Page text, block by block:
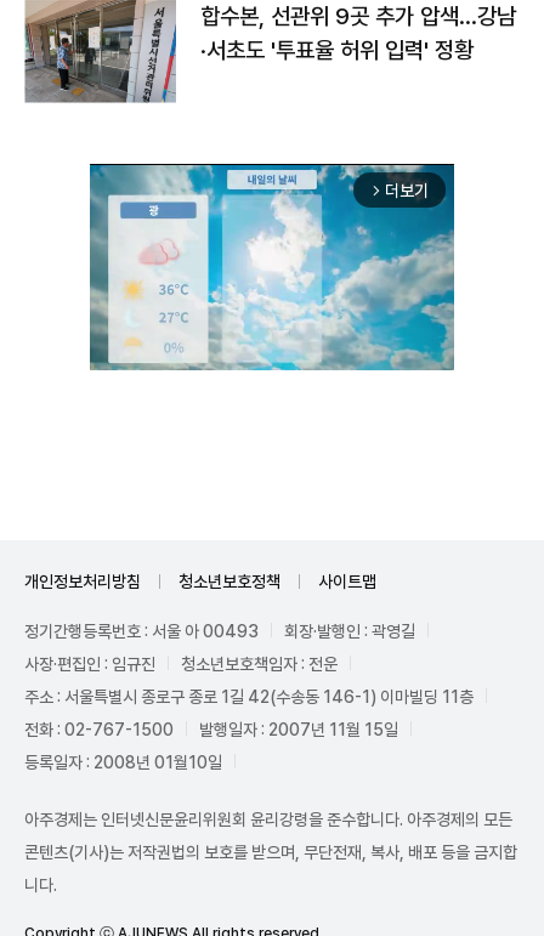
합수본, 선관위 9곳 추가 압색…강남
·서초도 '투표율 허위 입력' 정황
arrow_forward_ios 더보기
개인정보처리방침 청소년보호정책 사이트맵
정기간행등록번호 : 서울 아 00493
회장·발행인 : 곽영길
사장·편집인 : 임규진
청소년보호책임자 : 전운
주소 : 서울특별시 종로구 종로 1길 42(수송동 146-1) 이마빌딩 11층
전화 : 02-767-1500
발행일자 : 2007년 11월 15일
등록일자 : 2008년 01월10일
아주경제는 인터넷신문윤리위원회 윤리강령을 준수합니다. 아주경제의 모든
콘텐츠(기사)는 저작권법의 보호를 받으며, 무단전재, 복사, 배포 등을 금지합
니다.